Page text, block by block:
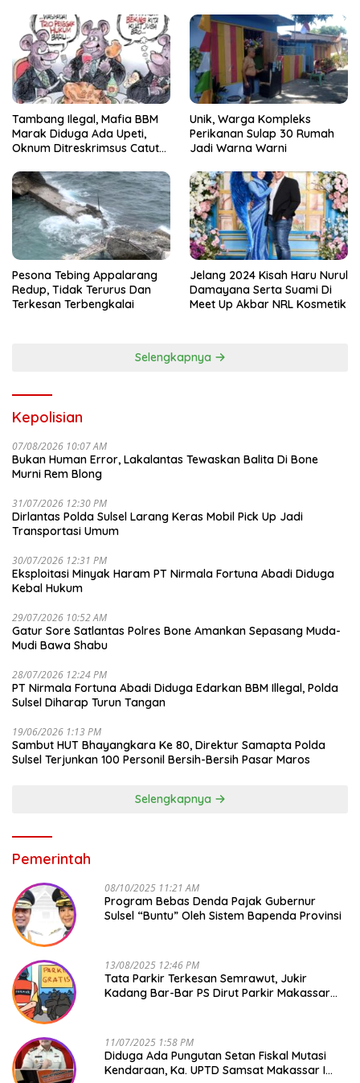
Tambang Ilegal, Mafia BBM
Marak Diduga Ada Upeti,
Oknum Ditreskrimsus Catut
Unik, Warga Kompleks
Perikanan Sulap 30 Rumah
Jadi Warna Warni
Pesona Tebing Appalarang
Redup, Tidak Terurus Dan
Terkesan Terbengkalai
Jelang 2024 Kisah Haru Nurul
Damayana Serta Suami Di
Meet Up Akbar NRL Kosmetik
Selengkapnya
Kepolisian
07/08/2026 10:07 AM
Bukan Human Error, Lakalantas Tewaskan Balita Di Bone
Murni Rem Blong
31/07/2026 12:30 PM
Dirlantas Polda Sulsel Larang Keras Mobil Pick Up Jadi
Transportasi Umum
30/07/2026 12:31 PM
Eksploitasi Minyak Haram PT Nirmala Fortuna Abadi Diduga
Kebal Hukum
29/07/2026 10:52 AM
Gatur Sore Satlantas Polres Bone Amankan Sepasang Muda-
Mudi Bawa Shabu
28/07/2026 12:24 PM
PT Nirmala Fortuna Abadi Diduga Edarkan BBM Illegal, Polda
Sulsel Diharap Turun Tangan
19/06/2026 1:13 PM
Sambut HUT Bhayangkara Ke 80, Direktur Samapta Polda
Sulsel Terjunkan 100 Personil Bersih-Bersih Pasar Maros
Selengkapnya
Pemerintah
08/10/2025 11:21 AM
Program Bebas Denda Pajak Gubernur
Sulsel “Buntu” Oleh Sistem Bapenda Provinsi
13/08/2025 12:46 PM
Tata Parkir Terkesan Semrawut, Jukir
Kadang Bar-Bar PS Dirut Parkir Makassar
11/07/2025 1:58 PM
Diduga Ada Pungutan Setan Fiskal Mutasi
Kendaraan, Ka. UPTD Samsat Makassar I